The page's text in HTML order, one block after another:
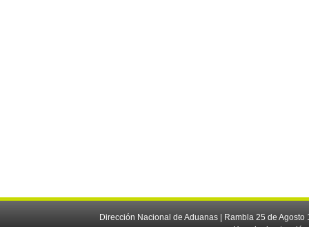
Dirección Nacional de Aduanas | Rambla 25 de